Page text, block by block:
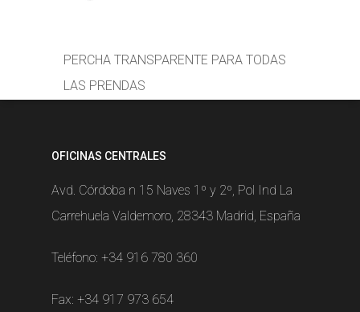
PERCHA TRANSPARENTE PARA TODAS
LAS PRENDAS
OFICINAS CENTRALES
Avd. Córdoba n 15 Naves 1º y 2º, Pol Ind La
Carrehuela Valdemoro, 28343 Madrid, España
Teléfono: +34 916 780 360
Fax: +34 917 973 654